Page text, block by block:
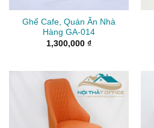
Ghế Cafe, Quán Ăn Nhà
Hàng GA-014
1,300,000 ₫